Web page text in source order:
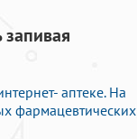
аптеке. На
фармацевтических